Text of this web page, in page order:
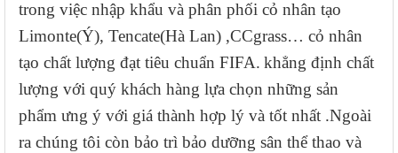
trong việc nhập khẩu và phân phối cỏ nhân tạo
Limonte(Ý), Tencate(Hà Lan) ,CCgrass… cỏ nhân
tạo chất lượng đạt tiêu chuẩn FIFA. khẳng định chất
lượng với quý khách hàng lựa chọn những sản
phẩm ưng ý với giá thành hợp lý và tốt nhất .Ngoài
ra chúng tôi còn bảo trì bảo dưỡng sân thể thao và